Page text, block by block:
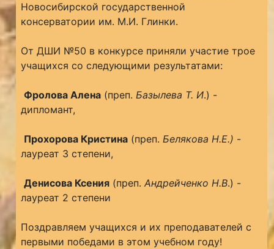
Новосибирской государственной
консерватории им. М.И. Глинки.
От ДШИ №50 в конкурсе приняли участие трое
учащихся со следующими результатами:
️Фролова Алена (преп.Базылева Т. И.) -
дипломант,
Прохорова Кристина (преп.Белякова Н.Е.) -
лауреат 3 степени,
️Денисова Ксения (преп.Андрейченко Н.В.) -
лауреат 2 степени
Поздравляем учащихся и их преподавателей с
первыми победами в этом учебном году!